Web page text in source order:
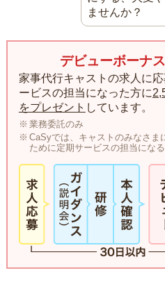
ませんか？
デビューボーナ
家事代行キャストの求人に
ービスの担当になった方に
をプレゼント しています。
業務委託のみ
CaSyでは、キャストのみなさま
ために定期サービスの担当にな